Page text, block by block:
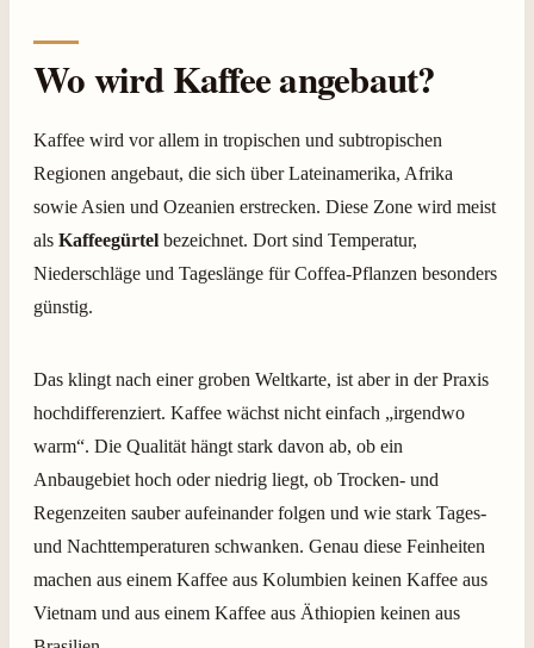
Wo wird Kaffee angebaut?
Kaffee wird vor allem in tropischen und subtropischen
Regionen angebaut, die sich über Lateinamerika, Afrika
sowie Asien und Ozeanien erstrecken. Diese Zone wird meist
als Kaffeegürtel bezeichnet. Dort sind Temperatur,
Niederschläge und Tageslänge für Coffea-Pflanzen besonders
günstig.
Das klingt nach einer groben Weltkarte, ist aber in der Praxis
hochdifferenziert. Kaffee wächst nicht einfach „irgendwo
warm“. Die Qualität hängt stark davon ab, ob ein
Anbaugebiet hoch oder niedrig liegt, ob Trocken- und
Regenzeiten sauber aufeinander folgen und wie stark Tages-
und Nachttemperaturen schwanken. Genau diese Feinheiten
machen aus einem Kaffee aus Kolumbien keinen Kaffee aus
Vietnam und aus einem Kaffee aus Äthiopien keinen aus